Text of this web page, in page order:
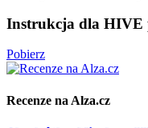
Instrukcja dla HIVE
Pobierz
Recenze na Alza.cz